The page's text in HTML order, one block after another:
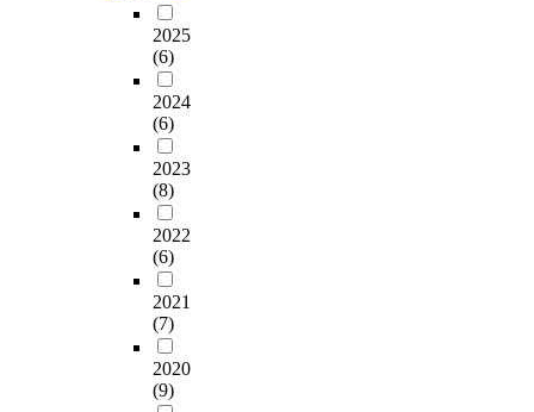
2025
(6)
2024
(6)
2023
(8)
2022
(6)
2021
(7)
2020
(9)